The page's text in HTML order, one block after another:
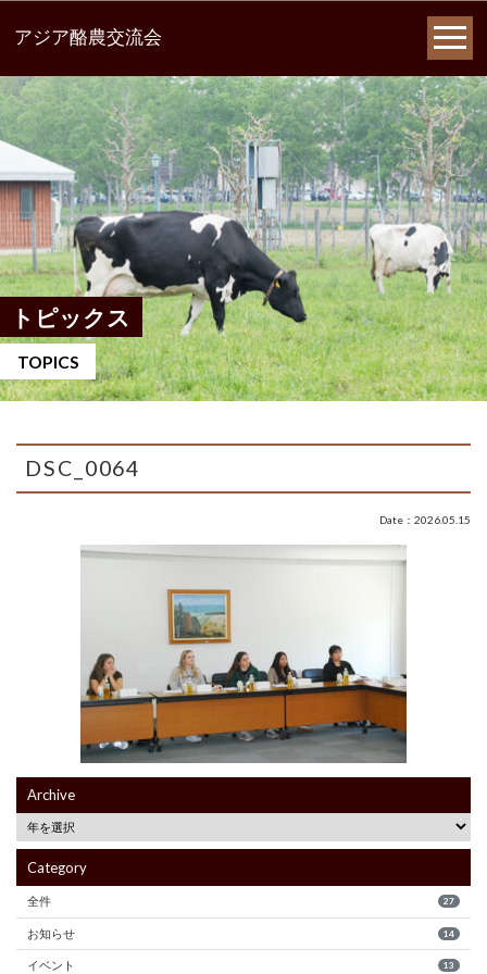
アジア酪農交流会
トピックス
TOPICS
DSC_0064
Date：2026.05.15
Archive
Category
全件 27
お知らせ 14
イベント 13